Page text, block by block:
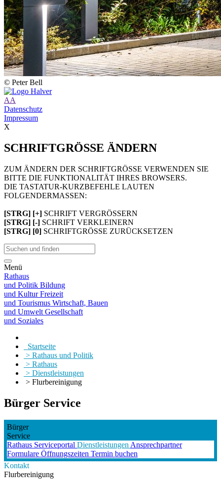
© Peter Bell
AA
Datenschutz
Impressum
X
SCHRIFTGRÖSSE ÄNDERN
ZUM ÄNDERN DER SCHRIFTGRÖSSE VERWENDEN SIE
BITTE DIE FUNKTIONALITÄT IHRES BROWSERS.
DIE TASTATUR-KURZBEFEHLE LAUTEN
FOLGENDERMASSEN:
[STRG] [+] SCHRIFT VERGRÖSSERN
[STRG] [-] SCHRIFT VERKLEINERN
[STRG] [0] SCHRIFTGRÖSSE ZURÜCKSETZEN
Menü
Rathaus
und Politik Bildung
und KulturFreizeit
und Tourismus Wirtschaft, Bauen
und Umwelt Gesellschaft
und Soziales
Startseite
> Rathaus und Politik
> Rathaus
> Dienstleistungen
> Flurbereinigung
Bürger Service
Bürger
Service
Rathaus Serviceportal Dienstleistungen Ansprechpartner
Formulare Öffnungszeiten Termin buchen
Kontakt
Flurbereinigung